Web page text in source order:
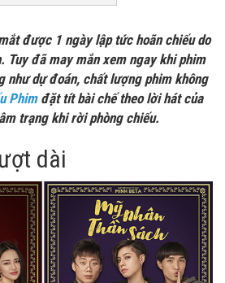
được 1 ngày lập tức hoãn chiếu do
Tuy đã may mắn xem ngay khi phim
như dự đoán, chất lượng phim không
Phimđặt tít bài chế theo lời hát của
trạng khi rời phòng chiếu.
dài